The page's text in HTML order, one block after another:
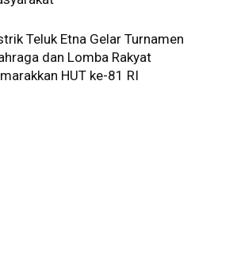
Teluk Etna Gelar Turnamen
dan Lomba Rakyat
HUT ke-81 RI